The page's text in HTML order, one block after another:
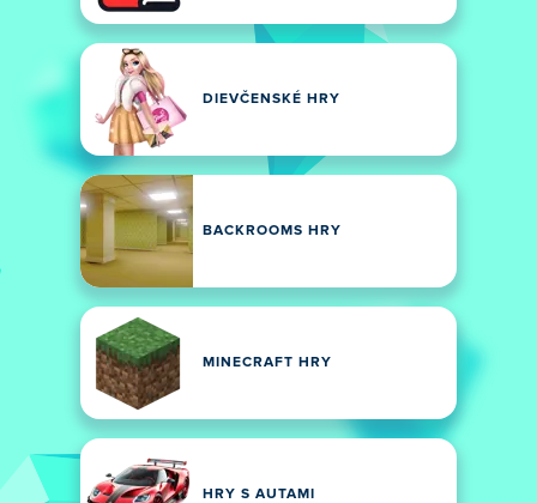
DIEVČENSKÉ HRY
BACKROOMS HRY
MINECRAFT HRY
HRY S AUTAMI